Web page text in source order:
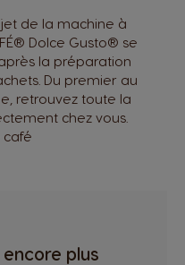
de la machine à
Dolce Gusto® se
la préparation
Du premier au
retrouvez toute la
chez vous.
café
plus